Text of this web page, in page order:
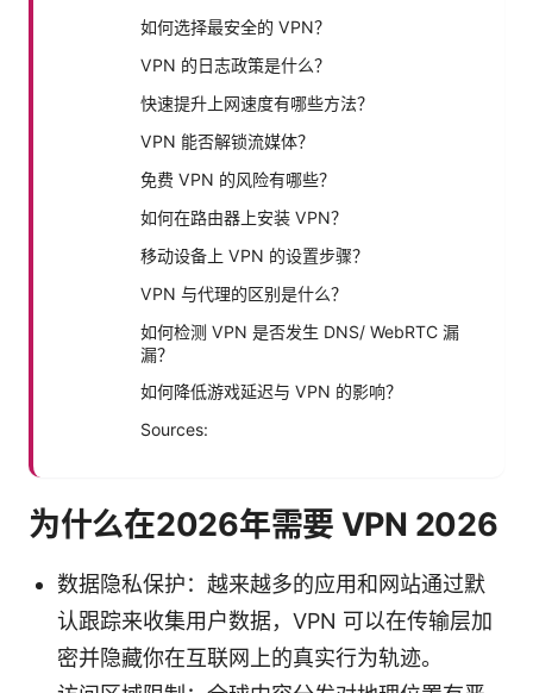
如何选择最安全的 VPN？
VPN 的日志政策是什么？
快速提升上网速度有哪些方法？
VPN 能否解锁流媒体？
免费 VPN 的风险有哪些？
如何在路由器上安装 VPN？
移动设备上 VPN 的设置步骤？
VPN 与代理的区别是什么？
如何检测 VPN 是否发生 DNS/ WebRTC 漏
漏？
如何降低游戏延迟与 VPN 的影响？
Sources:
为什么在2026年需要 VPN 2026
数据隐私保护：越来越多的应用和网站通过默
认跟踪来收集用户数据，VPN 可以在传输层加
密并隐藏你在互联网上的真实行为轨迹。